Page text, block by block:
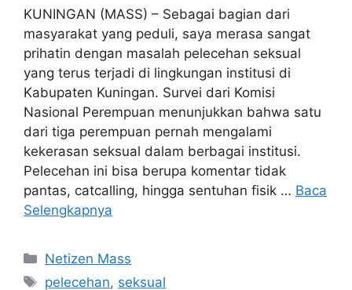
KUNINGAN (MASS) – Sebagai bagian dari
masyarakat yang peduli, saya merasa sangat
prihatin dengan masalah pelecehan seksual
yang terus terjadi di lingkungan institusi di
Kabupaten Kuningan. Survei dari Komisi
Nasional Perempuan menunjukkan bahwa satu
dari tiga perempuan pernah mengalami
kekerasan seksual dalam berbagai institusi.
Pelecehan ini bisa berupa komentar tidak
pantas, catcalling, hingga sentuhan fisik … Baca
Selengkapnya
Kategori
Netizen Mass
Tag
pelecehan, seksual